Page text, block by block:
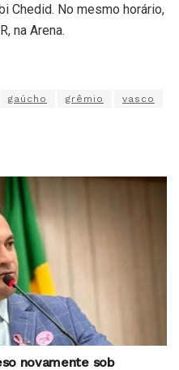
Chedid. No mesmo horário,
na Arena.
gaúcho grêmio vasco
novamente sob